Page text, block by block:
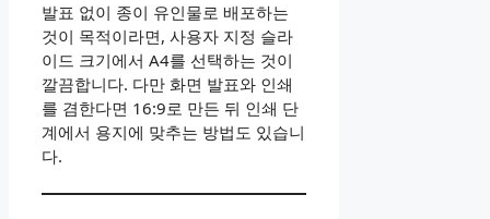
발표 없이 종이 유인물로 배포하는
것이 목적이라면, 사용자 지정 슬라
이드 크기에서 A4를 선택하는 것이
깔끔합니다. 다만 화면 발표와 인쇄
를 겸한다면 16:9로 만든 뒤 인쇄 단
계에서 용지에 맞추는 방법도 있습니
다.